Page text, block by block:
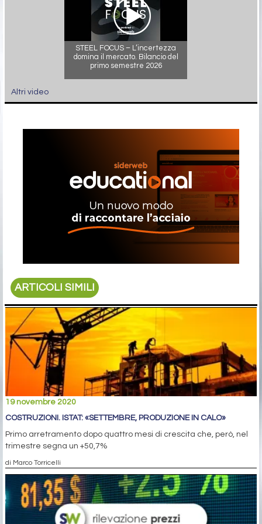
STEEL FOCUS – L’incertezza
domina il mercato. Bilancio del
primo semestre 2026
Altri video
ARTICOLI SIMILI
19 novembre 2020
COSTRUZIONI. ISTAT: «SETTEMBRE, PRODUZIONE IN CALO»
Primo arretramento dopo quattro mesi di crescita che, però, nel
trimestre segna un +50,7%
di Marco Torricelli